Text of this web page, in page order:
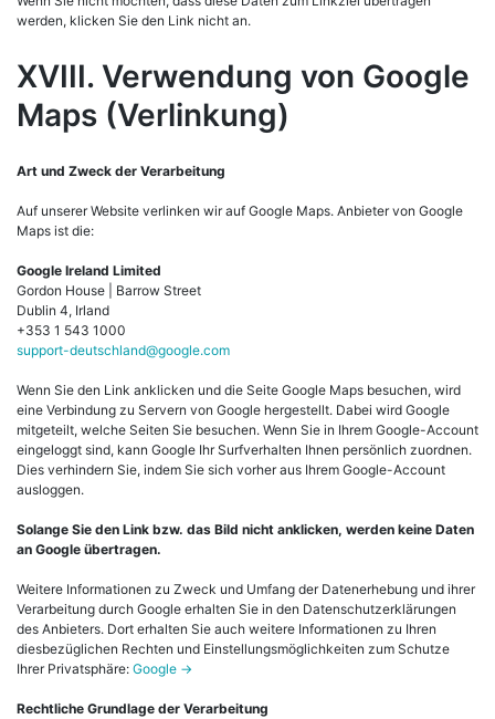
werden, klicken Sie den Link nicht an.
XVIII. Verwendung von Google
Maps (Verlinkung)
Art und Zweck der Verarbeitung
Auf unserer Website verlinken wir auf Google Maps. Anbieter von Google
Maps ist die:
Google Ireland Limited
Gordon House | Barrow Street
Dublin 4, Irland
+353 1 543 1000
support-deutschland@google.com
Wenn Sie den Link anklicken und die Seite Google Maps besuchen, wird
eine Verbindung zu Servern von Google hergestellt. Dabei wird Google
mitgeteilt, welche Seiten Sie besuchen. Wenn Sie in Ihrem Google-Account
eingeloggt sind, kann Google Ihr Surfverhalten Ihnen persönlich zuordnen.
Dies verhindern Sie, indem Sie sich vorher aus Ihrem Google-Account
ausloggen.
Solange Sie den Link bzw. das Bild nicht anklicken, werden keine Daten
an Google übertragen.
Weitere Informationen zu Zweck und Umfang der Datenerhebung und ihrer
Verarbeitung durch Google erhalten Sie in den Datenschutzerklärungen
des Anbieters. Dort erhalten Sie auch weitere Informationen zu Ihren
diesbezüglichen Rechten und Einstellungsmöglichkeiten zum Schutze
Ihrer Privatsphäre: Google ->
Rechtliche Grundlage der Verarbeitung